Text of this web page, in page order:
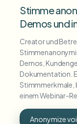
Stimme
Demos und
Creator und
Demos,
Dokumentation.
Stimmmerkmale,
einem Webinar-
Anonymize